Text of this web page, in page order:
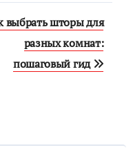
выбрать шторы для
разных комнат:
пошаговый гид